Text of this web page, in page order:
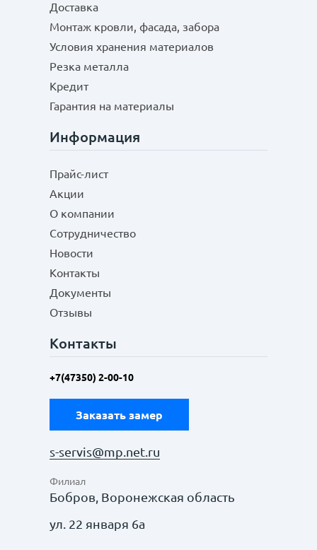
Доставка
Монтаж кровли, фасада, забора
Условия хранения материалов
Резка металла
Кредит
Гарантия на материалы
Информация
Прайс-лист
Акции
О компании
Сотрудничество
Новости
Контакты
Документы
Отзывы
Контакты
+7(47350) 2-00-10
Заказать замер
s-servis@mp.net.ru
Филиал
Бобров, Воронежская область
ул. 22 января 6а